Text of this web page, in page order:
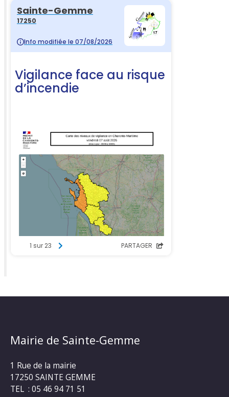
Mairie de Sainte-Gemme
1 Rue de la mairie
17250 SAINTE GEMME
TEL : 05 46 94 71 51